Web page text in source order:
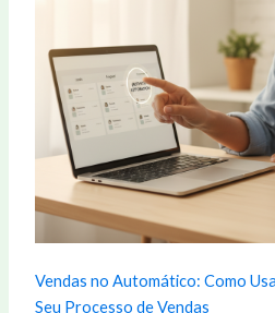
Vendas no Automático: Como
Seu Processo de Vendas